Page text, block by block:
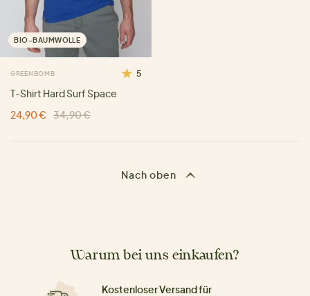
BIO-BAUMWOLLE
GREENBOMB 5
T-Shirt Hard Surf Space
24,90 €
34,90 €
Nach oben
Warum bei uns einkaufen?
Kostenloser Versand für